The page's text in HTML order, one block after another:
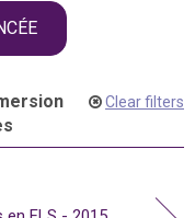
Clear filters